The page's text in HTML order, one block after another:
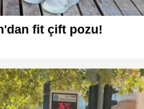
fit çift pozu!